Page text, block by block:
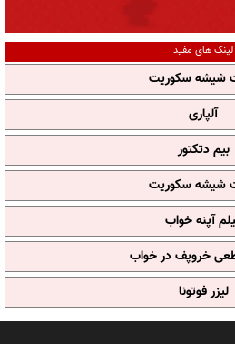
لینک های مفید
شیشه سکوریت
آلپاری
بیم دتکتور
شیشه سکوریت
آپنه خواب
خروپف در خواب
لیزر فوتونا